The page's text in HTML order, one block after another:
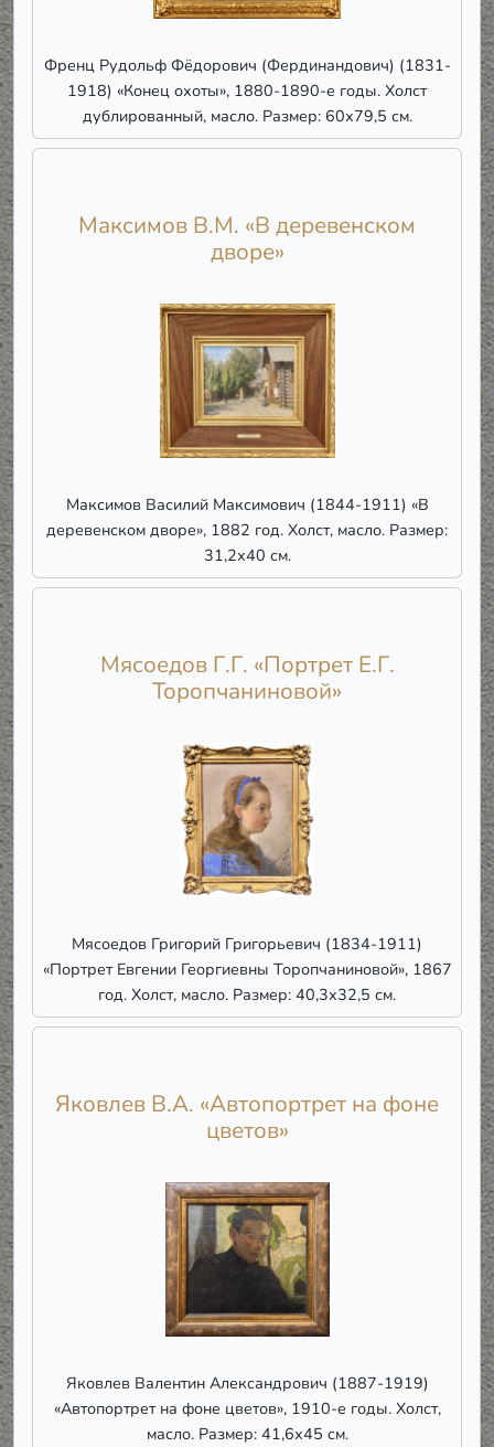
Френц Рудольф Фёдорович (Фердинандович) (1831-
1918) «Конец охоты», 1880-1890-е годы. Холст
дублированный, масло. Размер: 60х79,5 см.
Максимов В.М. «В деревенском
дворе»
Максимов Василий Максимович (1844-1911) «В
деревенском дворе», 1882 год. Холст, масло. Размер:
31,2х40 см.
Мясоедов Г.Г. «Портрет Е.Г.
Торопчаниновой»
Мясоедов Григорий Григорьевич (1834-1911)
«Портрет Евгении Георгиевны Торопчаниновой», 1867
год. Холст, масло. Размер: 40,3х32,5 см.
Яковлев В.А. «Автопортрет на фоне
цветов»
Яковлев Валентин Александрович (1887-1919)
«Автопортрет на фоне цветов», 1910-е годы. Холст,
масло. Размер: 41,6х45 см.